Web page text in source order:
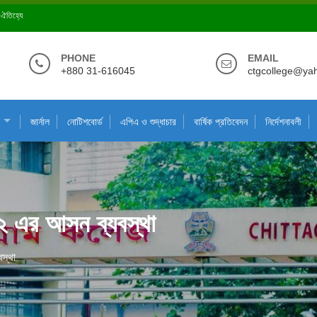
ঐতিহ্যে
PHONE
+880 31-616045
EMAIL
জার্নাল নোটিশবোর্ড এপিএ ও শুদ্ধাচার বার্ষিক প্রতিবেদন নির্দেশনাবলী
এর আসন ব্যবস্থা